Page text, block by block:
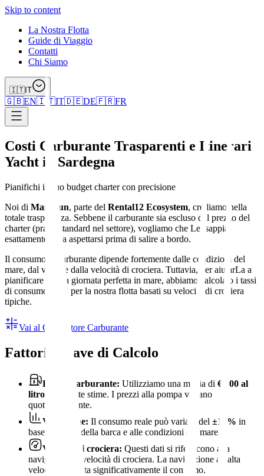
Skip to content
La Nostra Flotta
Guide di Viaggio
Contatti
Chi Siamo
🇮🇹IT
🇬🇧EN🇮🇹IT🇩🇪DE🇫🇷FR
Costi Carburante Trasparenti e Itinerari
Yacht in Sardegna
Pianifichi il Suo budget charter con precisione
Noi di MareFun, parte del Rental12 Ecosystem, crediamo nella
totale trasparenza. Sebbene il carburante sia escluso dal prezzo del
charter (prassi standard nel settore), vogliamo che Lei sappia
esattamente cosa aspettarsi prima di salire a bordo.
Il consumo di carburante dipende fortemente dalle condizioni del
mare, dal vento e dalla velocità di crociera. Tuttavia, per aiutarLa a
pianificare la Sua giornata perfetta in mare, abbiamo calcolato i tassi
di consumo medi per la nostra flotta basati su velocità di crociera
tipiche.
Vai al Calcolatore Carburante
Fattori Chiave di Calcolo
Prezzo carburante: Utilizziamo una media di €2,00 al
litro per queste stime. I prezzi alla pompa variano
quotidianamente.
Variazione: Il consumo reale può variare del ±10% in
base al carico della barca e alle condizioni del mare.
Velocità di crociera: Questi dati si riferiscono alla
navigazione a velocità di crociera. La navigazione ad alta
velocità aumenta significativamente il consumo.